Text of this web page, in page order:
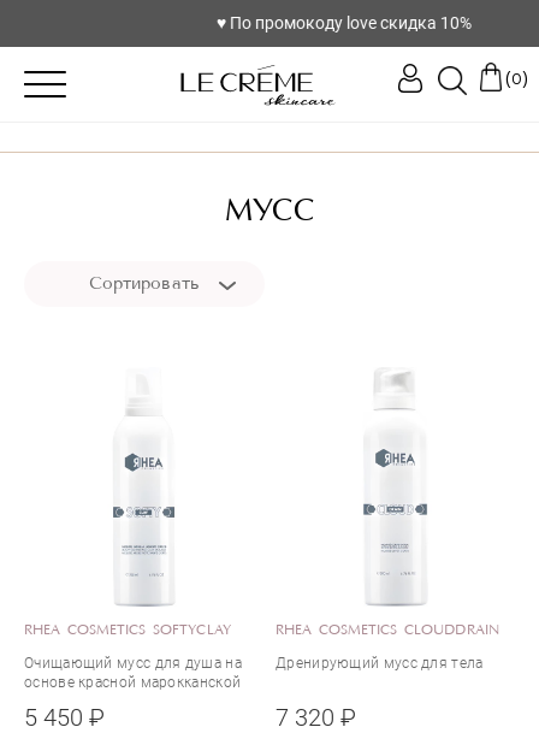
♥️ По промокоду love скидка 10%
(0)
МУСС
Сортировать
RHEA COSMETICS SOFTYCLAY
Очищающий мусс для душа на
основе красной марокканской
5 450 ₽
RHEA COSMETICS CLOUDDRAIN
Дренирующий мусс для тела
7 320 ₽